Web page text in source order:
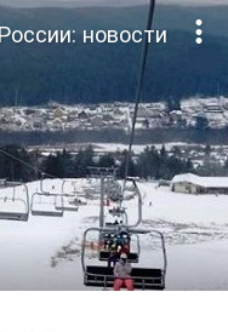

новости